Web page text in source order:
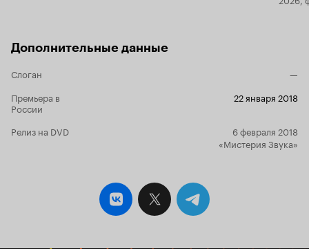
Дополнительные данные
Слоган
—
Премьера в
России
22 января 2018
Релиз на DVD
6 февраля 2018
«Мистерия Звука»